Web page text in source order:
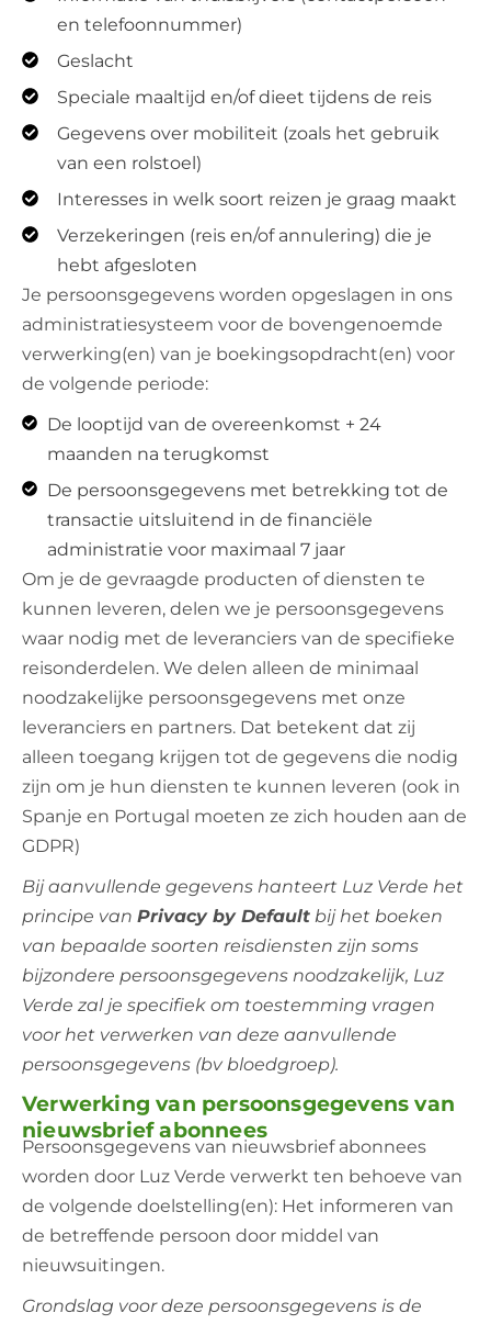
en telefoonnummer)
Geslacht
Speciale maaltijd en/of dieet tijdens de reis
Gegevens over mobiliteit (zoals het gebruik
van een rolstoel)
Interesses in welk soort reizen je graag maakt
Verzekeringen (reis en/of annulering) die je
hebt afgesloten
Je persoonsgegevens worden opgeslagen in ons
administratiesysteem voor de bovengenoemde
verwerking(en) van je boekingsopdracht(en) voor
de volgende periode:
De looptijd van de overeenkomst + 24
maanden na terugkomst
De persoonsgegevens met betrekking tot de
transactie uitsluitend in de financiële
administratie voor maximaal 7 jaar
Om je de gevraagde producten of diensten te
kunnen leveren, delen we je persoonsgegevens
waar nodig met de leveranciers van de specifieke
reisonderdelen. We delen alleen de minimaal
noodzakelijke persoonsgegevens met onze
leveranciers en partners. Dat betekent dat zij
alleen toegang krijgen tot de gegevens die nodig
zijn om je hun diensten te kunnen leveren (ook in
Spanje en Portugal moeten ze zich houden aan de
GDPR)
Bij aanvullende gegevens hanteert Luz Verde het
principe van Privacy by Default bij het boeken
van bepaalde soorten reisdiensten zijn soms
bijzondere persoonsgegevens noodzakelijk, Luz
Verde zal je specifiek om toestemming vragen
voor het verwerken van deze aanvullende
persoonsgegevens (bv bloedgroep).
Verwerking van persoonsgegevens van
nieuwsbrief abonnees
Persoonsgegevens van nieuwsbrief abonnees
worden door Luz Verde verwerkt ten behoeve van
de volgende doelstelling(en): Het informeren van
de betreffende persoon door middel van
nieuwsuitingen.
Grondslag voor deze persoonsgegevens is de